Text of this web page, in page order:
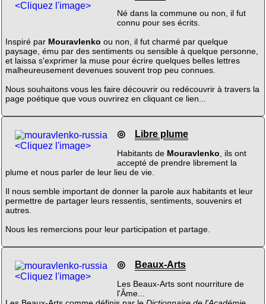
<Cliquez l'image>
Né dans la commune ou non, il fut
connu pour ses écrits.
Inspiré par Mouravlenko ou non, il fut charmé par quelque
paysage, ému par des sentiments ou sensible à quelque personne,
et laissa s'exprimer la muse pour écrire quelques belles lettres
malheureusement devenues souvent trop peu connues.
Nous souhaitons vous les faire découvrir ou redécouvrir à travers la
page poétique que vous ouvrirez en cliquant ce lien...
<Cliquez l'image>
◎ Libre plume
Habitants de Mouravlenko , ils ont
accepté de prendre librement la
plume et nous parler de leur lieu de vie.
Il nous semble important de donner la parole aux habitants et leur
permettre de partager leurs ressentis, sentiments, souvenirs et
autres.
Nous les remercions pour leur participation et partage.
<Cliquez l'image>
◎ Beaux-Arts
Les Beaux-Arts sont nourriture de
l'Âme...